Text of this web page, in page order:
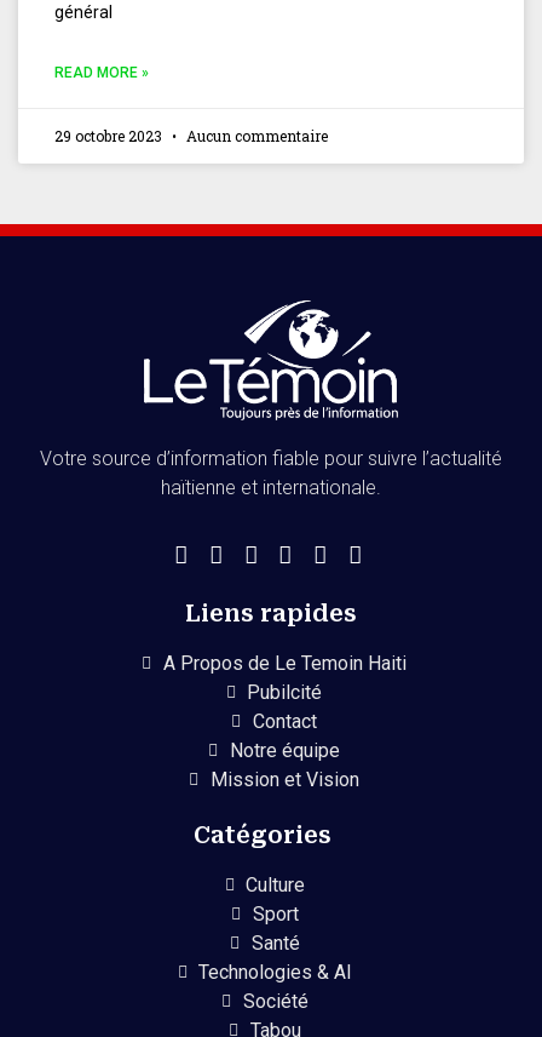
général
READ MORE »
29 octobre 2023 Aucun commentaire
Votre source d’information fiable pour suivre l’actualité
haïtienne et internationale.
Liens rapides
A Propos de Le Temoin Haiti
Pubilcité
Contact
Notre équipe
Mission et Vision
Catégories
Culture
Sport
Santé
Technologies & AI
Société
Tabou